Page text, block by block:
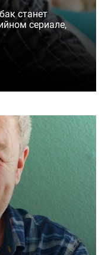
станет
сериале,